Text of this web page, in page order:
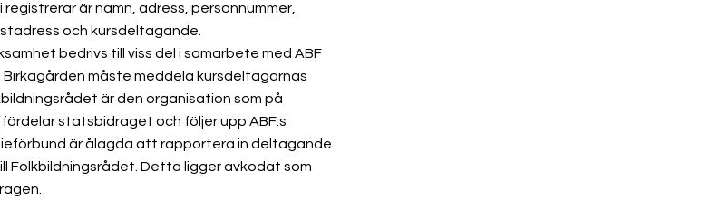
är namn, adress, personnummer,
och kursdeltagande.
bedrivs till viss del i samarbete med ABF
måste meddela kursdeltagarnas
är den organisation som på
statsbidraget och följer upp ABF:s
är ålagda att rapportera in deltagande
Folkbildningsrådet. Detta ligger avkodat som